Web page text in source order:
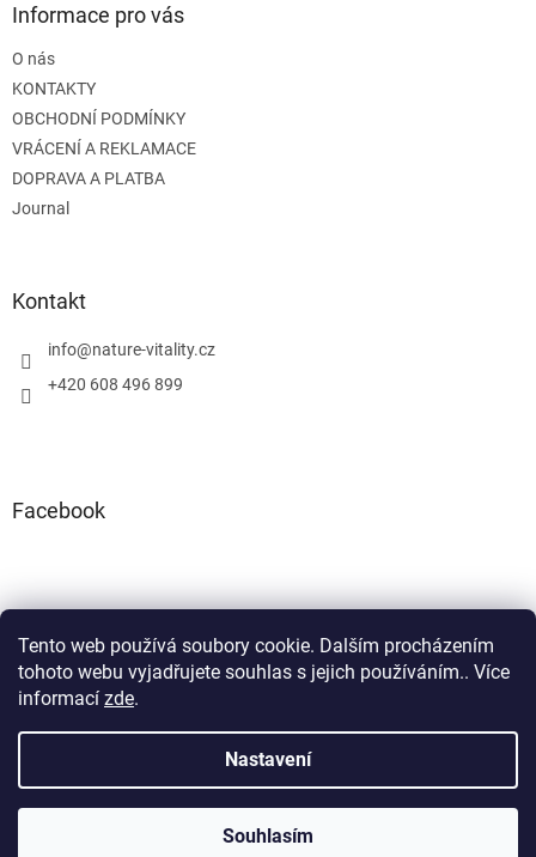
Tento web používá soubory cookie. Dalším procházením
tohoto webu vyjadřujete souhlas s jejich používáním.. Více
informací zde.
Nastavení
Souhlasím
Informace pro vás
O nás
KONTAKTY
OBCHODNÍ PODMÍNKY
VRÁCENÍ A REKLAMACE
DOPRAVA A PLATBA
Journal
Kontakt
info@nature-vitality.cz
+420 608 496 899
Facebook
Instagram
Vytvořil Shoptet
Nature Vitality. Všechna práva vyhrazena.